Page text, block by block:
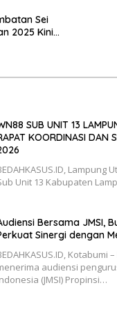
Sei
2025 Kini
SUB UNIT 13
KOORDINASI DAN
Lampung
Unit 13 Kabupaten
Bersama JMSI,
Sinergi dengan
Kotabumi
audiensi
(JMSI) Propinsi…